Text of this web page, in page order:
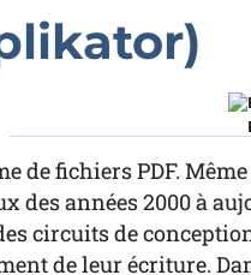
de fichiers PDF.
des années 2000 à
circuits de
de leur écriture.